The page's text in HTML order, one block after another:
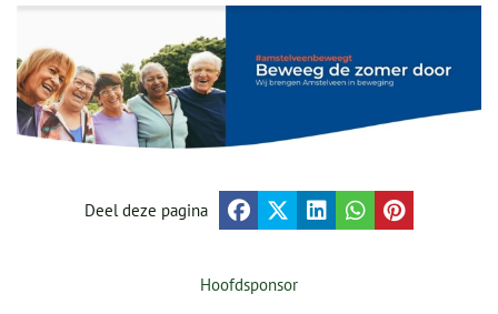
Deel deze pagina
Hoofdsponsor